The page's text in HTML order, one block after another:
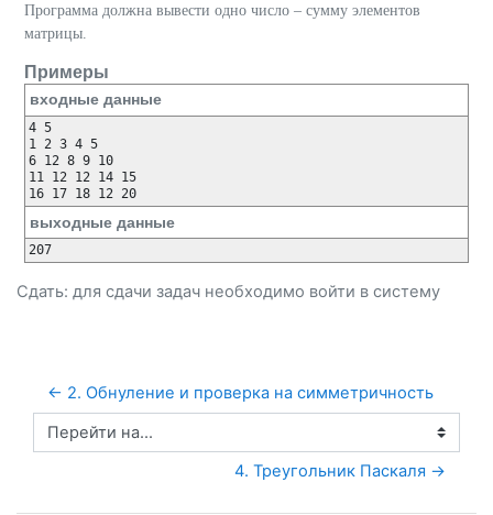
Программа должна вывести одно число – сумму элементов
матрицы.
Примеры
входные данные
4 5
1 2 3 4 5
6 12 8 9 10
11 12 12 14 15
16 17 18 12 20
выходные данные
207
Сдать: для сдачи задач необходимо войти в систему
← 2. Обнуление и проверка на симметричность
Перейти на...
4. Треугольник Паскаля →